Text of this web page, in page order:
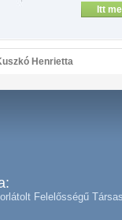
Itt
Henrietta
Felelősségű